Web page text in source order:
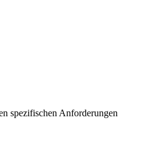
spezifischen Anforderungen